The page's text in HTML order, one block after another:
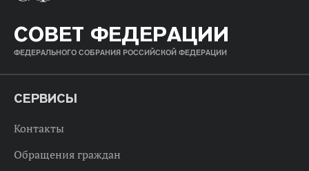
СОВЕТ ФЕДЕРАЦИИ
ФЕДЕРАЛЬНОГО СОБРАНИЯ РОССИЙСКОЙ ФЕДЕРАЦИИ
СЕРВИСЫ
Контакты
Обращения граждан